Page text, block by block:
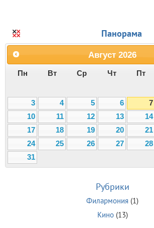
Панорама
Август 2026
Пн Вт Ср Чт Пт
3
4 5 6 7
10
11 12 13 14
17
18 19 20 21
24
25 26 27 28
31
Рубрики
Филармония (1)
Кино(13)